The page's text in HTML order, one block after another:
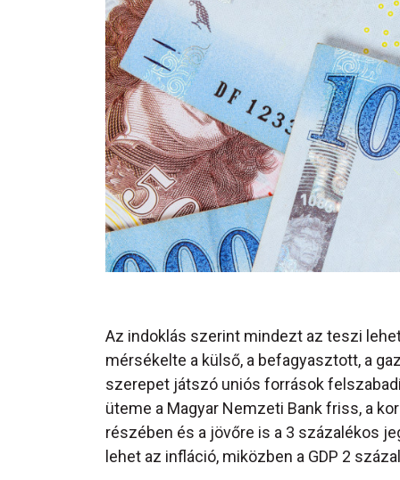
Az indoklás szerint mindezt az teszi
mérsékelte a külső, a befagyasztott, a
szerepet játszó uniós források
üteme a Magyar Nemzeti Bank friss, a
részében és a jövőre is a 3 százalékos
lehet az infláció, miközben a GDP 2